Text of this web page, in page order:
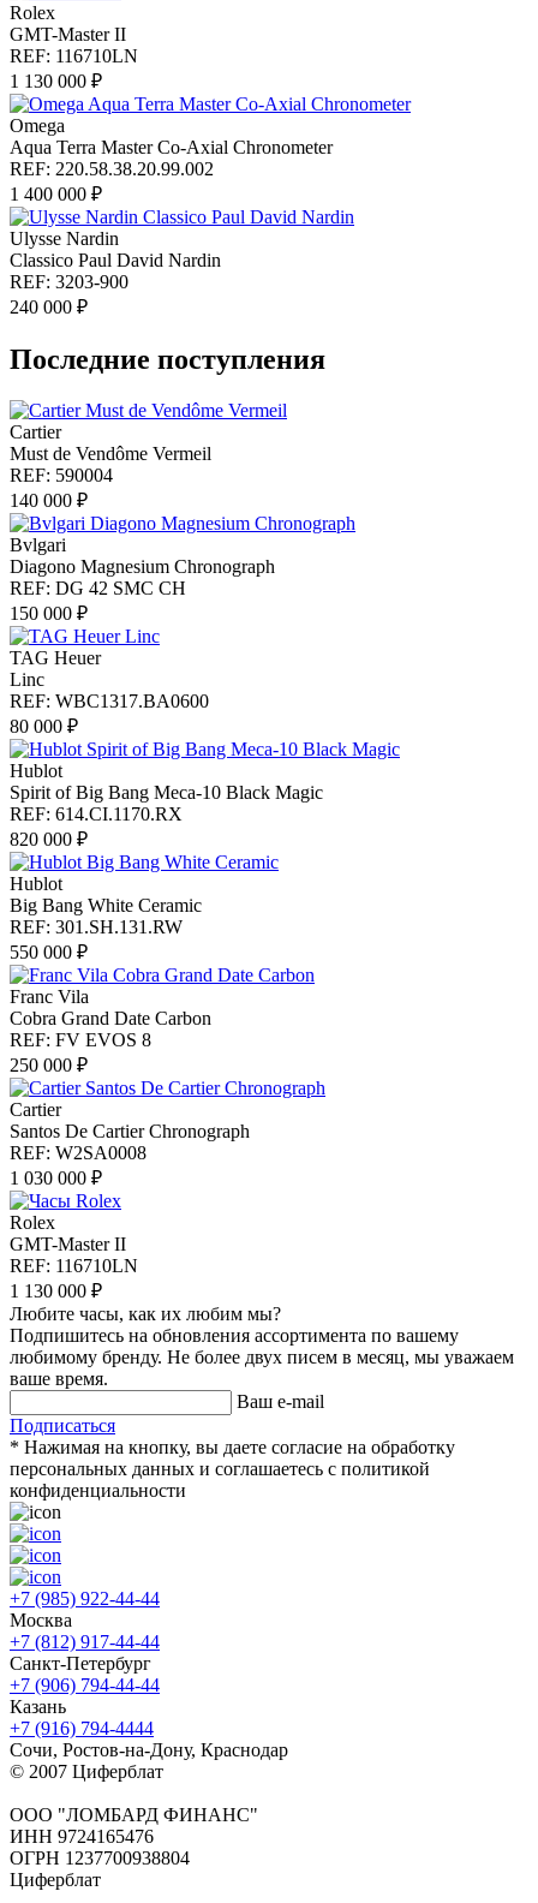
Rolex
GMT-Master II
REF: 116710LN
1 130 000 ₽
Omega
Aqua Terra Master Co-Axial Chronometer
REF: 220.58.38.20.99.002
1 400 000 ₽
Ulysse Nardin
Classico Paul David Nardin
REF: 3203-900
240 000 ₽
Последние поступления
Cartier
Must de Vendôme Vermeil
REF: 590004
140 000 ₽
Bvlgari
Diagono Magnesium Chronograph
REF: DG 42 SMC CH
150 000 ₽
TAG Heuer
Linc
REF: WBC1317.BA0600
80 000 ₽
Hublot
Spirit of Big Bang Meca-10 Black Magic
REF: 614.CI.1170.RX
820 000 ₽
Hublot
Big Bang White Ceramic
REF: 301.SH.131.RW
550 000 ₽
Franc Vila
Cobra Grand Date Carbon
REF: FV EVOS 8
250 000 ₽
Cartier
Santos De Cartier Chronograph
REF: W2SA0008
1 030 000 ₽
Rolex
GMT-Master II
REF: 116710LN
1 130 000 ₽
Любите часы, как их любим мы?
Подпишитесь на обновления ассортимента по вашему
любимому бренду. Не более двух писем в месяц, мы уважаем
ваше время.
Ваш e-mail
Подписаться
* Нажимая на кнопку, вы даете согласие на обработку
персональных данных и соглашаетесь c политикой
конфиденциальности
+7 (985) 922-44-44
Москва
+7 (812) 917-44-44
Санкт-Петербург
+7 (906) 794-44-44
Казань
+7 (916) 794-4444
Сочи, Ростов-на-Дону, Краснодар
© 2007 Циферблат
ООО "ЛОМБАРД ФИНАНС"
ИНН 9724165476
ОГРН 1237700938804
Циферблат